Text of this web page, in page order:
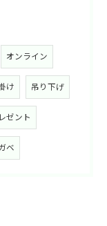
オンライン
け 吊り下げ
ゼント
ベ